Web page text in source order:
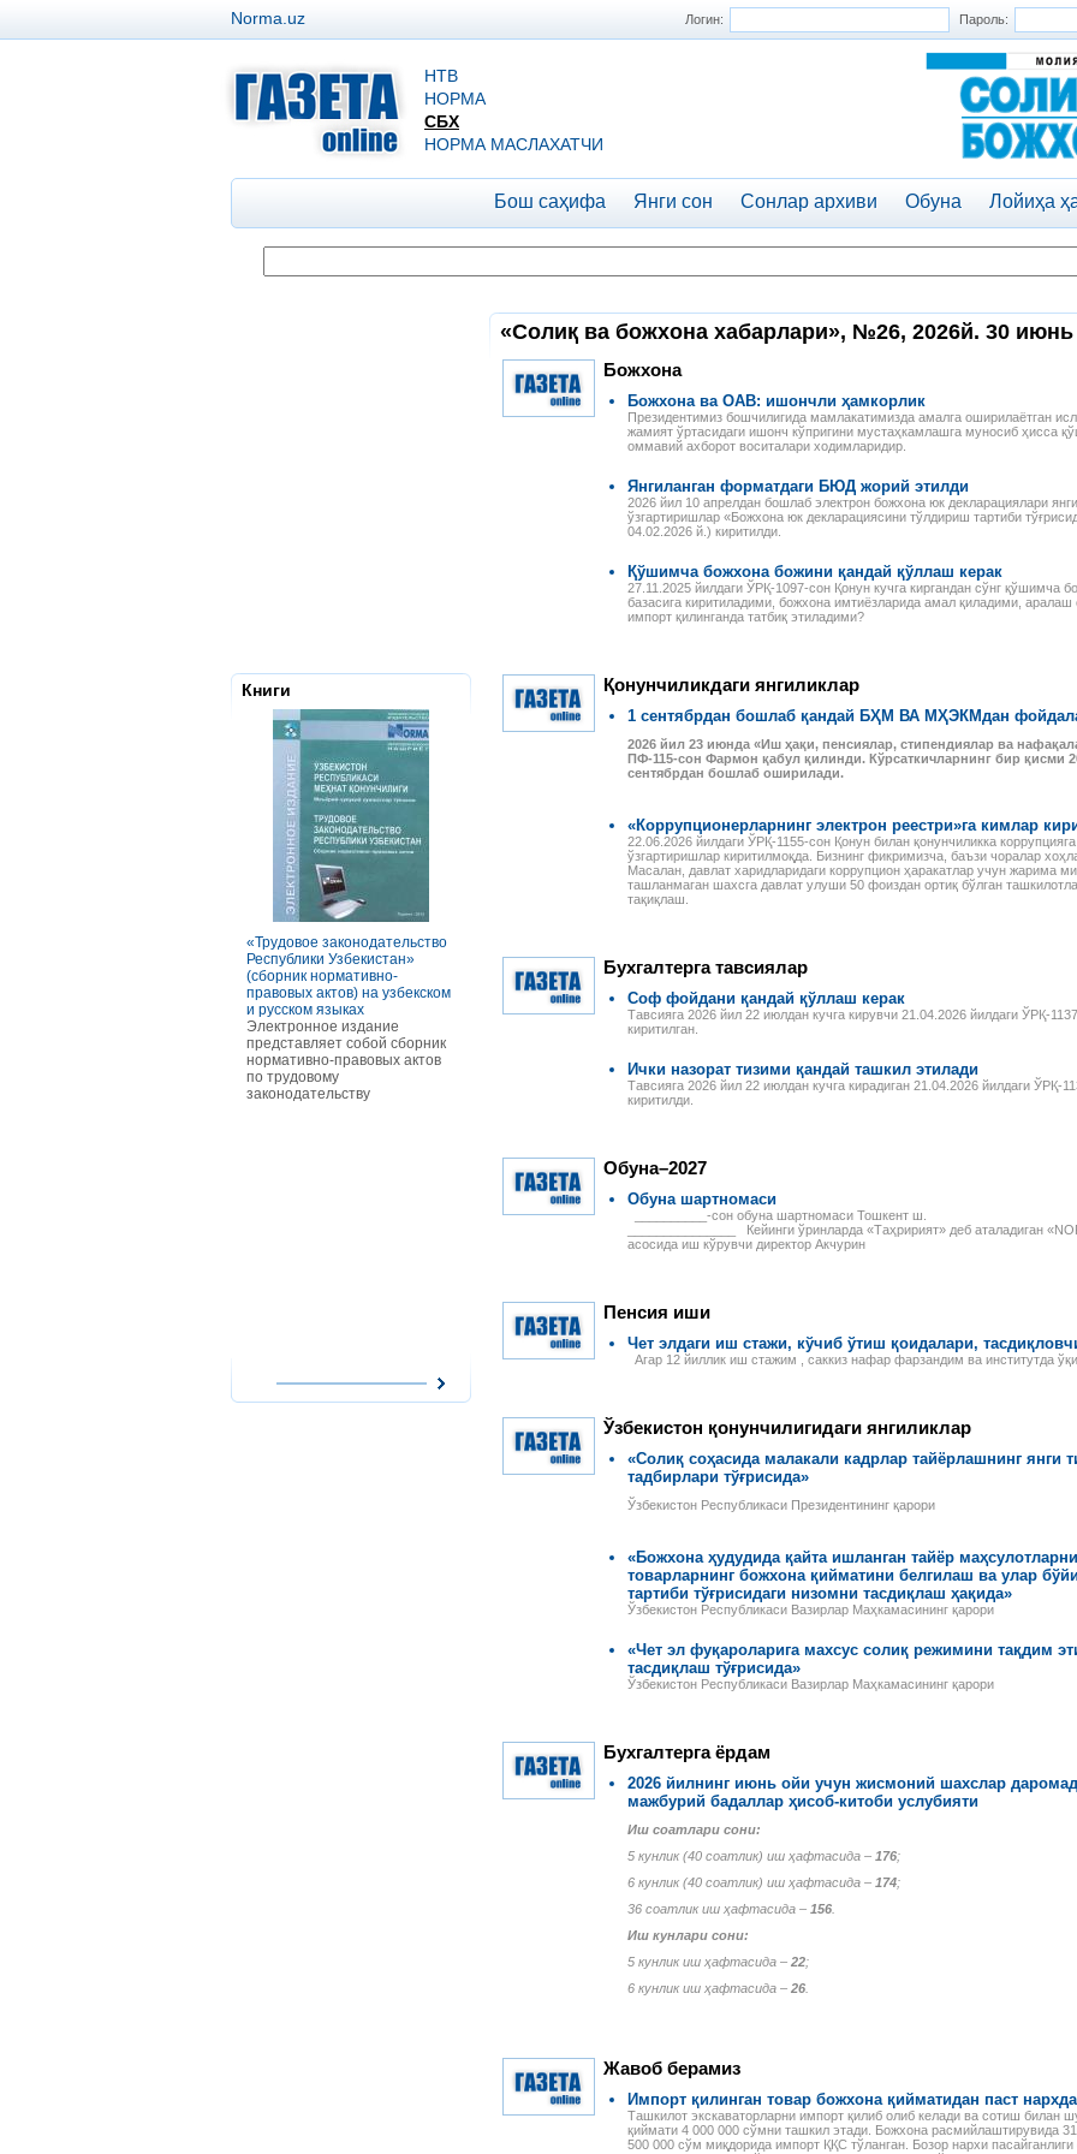
Логин: Пароль:
Norma.uz
НТВ
НОРМА
СБХ
НОРМА МАСЛАХАТЧИ
Бош саҳифа Янги сон Сонлар архиви Обуна Лойиҳа
Книги
«Трудовое законодательство
Республики Узбекистан»
(сборник нормативно-
правовых актов) на узбекском
и русском языках
Электронное издание
представляет собой сборник
нормативно-правовых актов
по трудовому
законодательству
ТОМ ОСОБЕННОСТИ
ОПЛАТЫ ТРУДА
В книге рассмотрены вопросы
оплаты труда отдельных
особенности оплаты труда
совместителей, сезонных
работников и надомников —
совместителей, начисление
им заработной платы при
повременной и сдельной
форме оплаты труда, виды
работниками-сезонщиками,
использовании труда
надомников, возмещение
расходов надомников и
оплата их труда.
Налоговое законодательство
Республики Узбекистан
по сути представляет собой
правовых актов по налоговому
законодательству Республики
Узбекистан. В него вошли все
постановления,
распоряжения Президента
Республики Узбекистан,
Узбекистан,
Министерством юстиции
Республики Узбекистан, а
также иные нормативные
акты, в том числе
налогообложения.
Годовой отчет–2013
порядок учета финансово-
хозяйственных операций и
сопровождаются
примерами и конкретными
«Солиқ ва божхона хабарлари», №26, 2026й. 30 июнь
Божхона
Божхона ва ОАВ: ишончли ҳамкорлик
Президентимиз бошчилигида мамлакатимизда амалга оширилаётган
жамият ўртасидаги ишонч кўпригини мустаҳкамлашга муносиб ҳисса
оммавий ахборот воситалари ходимларидир.
Янгиланган форматдаги БЮД жорий этилди
2026 йил 10 апрелдан бошлаб электрон божхона юк декларациялари
ўзгартиришлар «Божхона юк декларациясини тўлдириш тартиби
04.02.2026 й.) киритилди.
Қўшимча божхона божини қандай қўллаш керак
27.11.2025 йилдаги ЎРҚ-1097-сон Қонун кучга киргандан сўнг қўшимча
базасига киритиладими, божхона имтиёзларида амал қиладими,
импорт қилинганда татбиқ этиладими?
Қонунчиликдаги янгиликлар
1 сентябрдан бошлаб қандай БҲМ ВА МҲЭКМдан
2026 йил 23 июнда «Иш ҳақи, пенсиялар, стипендиялар ва
ПФ-115-сон Фармон қабул қилинди. Кўрсаткичларнинг бир қисми
сентябрдан бошлаб оширилади.
«Коррупционерларнинг электрон реестри»га кимлар
22.06.2026 йилдаги ЎРҚ-1155-сон Қонун билан қонунчиликка
ўзгартиришлар киритилмоқда. Бизнинг фикримизча, баъзи чоралар
Масалан, давлат харидларидаги коррупцион ҳаракатлар учун жарима
ташланмаган шахсга давлат улуши 50 фоиздан ортиқ бўлган
тақиқлаш.
Бухгалтерга тавсиялар
Соф фойдани қандай қўллаш керак
Тавсияга 2026 йил 22 июлдан кучга кирувчи 21.04.2026 йилдаги ЎРҚ-
киритилган.
Ички назорат тизими қандай ташкил этилади
Тавсияга 2026 йил 22 июлдан кучга кирадиган 21.04.2026 йилдаги ЎРҚ-
киритилди.
Обуна–2027
Обуна шартномаси
__________-сон обуна шартномаси
_______________ Кейинги ўринларда «Таҳририят» деб аталадиган
асосида иш кўрувчи директор Акчурин
Пенсия иши
Чет элдаги иш стажи, кўчиб ўтиш қоидалари,
Агар 12 йиллик иш стажим , саккиз нафар фарзандим ва институтда
Ўзбекистон қонунчилигидаги янгиликлар
«Солиқ соҳасида малакали кадрлар тайёрлашнинг янги
тадбирлари тўғрисида»
Ўзбекистон Республикаси Президентининг қарори
«Божхона ҳудудида қайта ишланган тайёр
товарларнинг божхона қийматини белгилаш ва улар
тартиби тўғрисидаги низомни тасдиқлаш ҳақида»
Ўзбекистон Республикаси Вазирлар Маҳкамасининг қарори
«Чет эл фуқароларига махсус солиқ режимини тақдим
тасдиқлаш тўғрисида»
Ўзбекистон Республикаси Вазирлар Маҳкамасининг қарори
Бухгалтерга ёрдам
2026 йилнинг июнь ойи учун жисмоний шахслар
мажбурий бадаллар ҳисоб-китоби услубияти
Иш соатлари сони:
5 кунлик (40 соатлик) иш ҳафтасида – 176;
6 кунлик (40 соатлик) иш ҳафтасида – 174;
36 соатлик иш ҳафтасида – 156
Иш кунлари сони:
5 кунлик иш ҳафтасида – 22;
6 кунлик иш ҳафтасида – 26
Жавоб берамиз
Импорт қилинган товар божхона қийматидан паст
Ташкилот экскаваторларни импорт қилиб олиб келади ва сотиш билан
қиймати 4 000 000 сўмни ташкил этади. Божхона расмийлаштирувида
500 000 сўм миқдорида импорт ҚҚС тўланган. Бозор нархи